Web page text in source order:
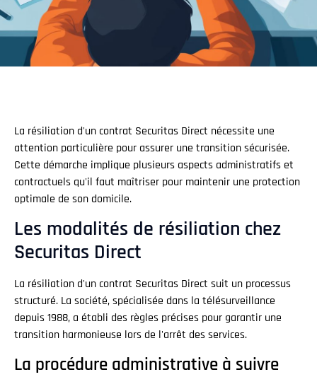
La résiliation d'un contrat Securitas Direct nécessite une
attention particulière pour assurer une transition sécurisée.
Cette démarche implique plusieurs aspects administratifs et
contractuels qu'il faut maîtriser pour maintenir une protection
optimale de son domicile.
Les modalités de résiliation chez
Securitas Direct
La résiliation d'un contrat Securitas Direct suit un processus
structuré. La société, spécialisée dans la télésurveillance
depuis 1988, a établi des règles précises pour garantir une
transition harmonieuse lors de l'arrêt des services.
La procédure administrative à suivre